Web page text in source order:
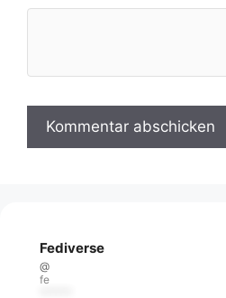
Fediverse
@
fe